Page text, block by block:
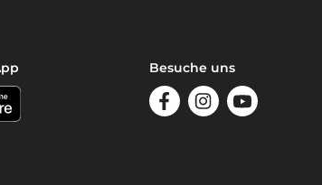
Besuche uns